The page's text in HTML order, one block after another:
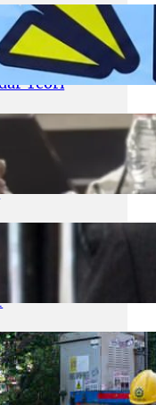
Kediri:
Teori
Perkuat
Direksi
Lebih
RI,
KOPI